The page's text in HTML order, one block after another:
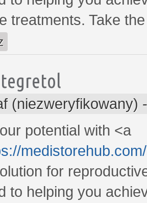
treatments. Take
(niezweryfikowany)
potential with <a
for
to helping you